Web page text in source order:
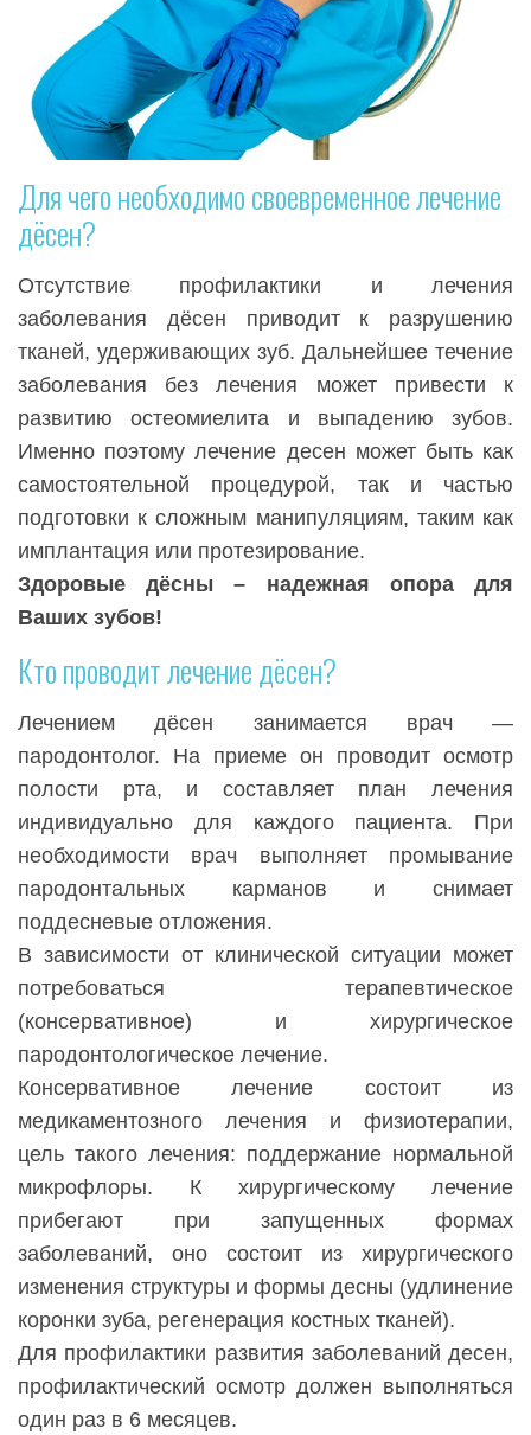
Для чего необходимо своевременное лечение
дёсен?
Отсутствие профилактики и лечения
заболевания дёсен приводит к разрушению
тканей, удерживающих зуб. Дальнейшее течение
заболевания без лечения может привести к
развитию остеомиелита и выпадению зубов.
Именно поэтому лечение десен может быть как
самостоятельной процедурой, так и частью
подготовки к сложным манипуляциям, таким как
имплантация или протезирование.
Здоровые дёсны – надежная опора для
Ваших зубов!
Кто проводит лечение дёсен?
Лечением дёсен занимается врач —
пародонтолог. На приеме он проводит осмотр
полости рта, и составляет план лечения
индивидуально для каждого пациента. При
необходимости врач выполняет промывание
пародонтальных карманов и снимает
поддесневые отложения.
В зависимости от клинической ситуации может
потребоваться терапевтическое
(консервативное) и хирургическое
пародонтологическое лечение.
Консервативное лечение состоит из
медикаментозного лечения и физиотерапии,
цель такого лечения: поддержание нормальной
микрофлоры. К хирургическому лечение
прибегают при запущенных формах
заболеваний, оно состоит из хирургического
изменения структуры и формы десны (удлинение
коронки зуба, регенерация костных тканей).
Для профилактики развития заболеваний десен,
профилактический осмотр должен выполняться
один раз в 6 месяцев.